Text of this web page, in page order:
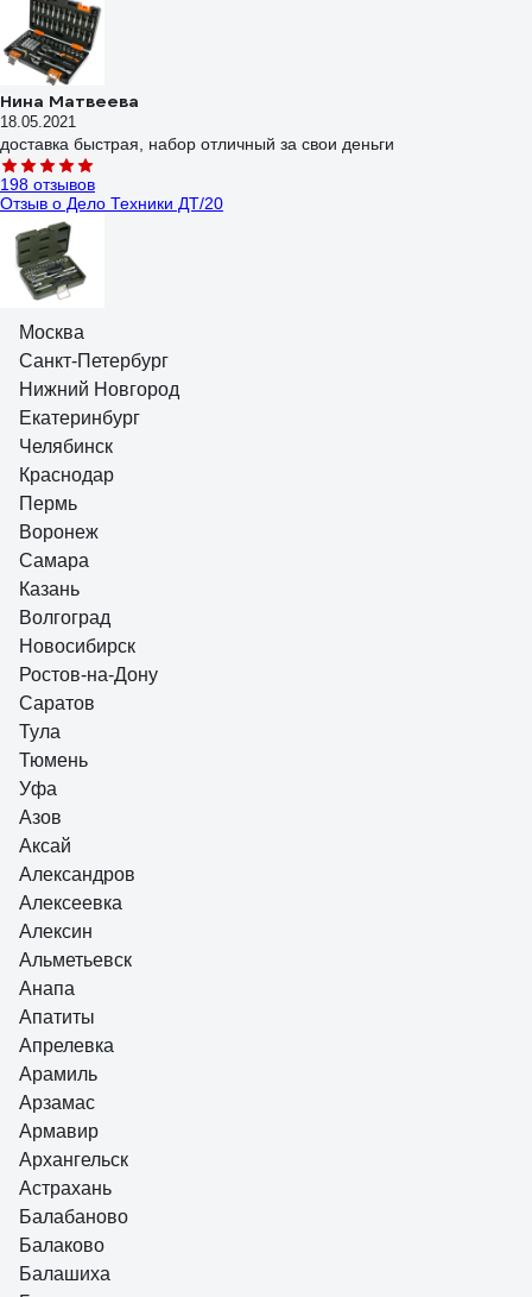
Нина Матвеева
18.05.2021
доставка быстрая, набор отличный за свои деньги
198 отзывов
Отзыв о Дело Техники ДТ/20
Сосед Михаила Андреевича
28.04.2017
Хороший Набор. Головки отличные.
91 отзыв
Отзыв о Inforce 06-07-13
Никита С.
26.11.2023
Компактный металлический кейс (25×13см); Хорошее качество
изготовления трещотки и оснастки (торцевые головки от 4 до 13мм,
удлинители, кардан, вороток) из CrV
Москва
Санкт-Петербург
Нижний Новгород
Екатеринбург
Челябинск
Краснодар
Пермь
Воронеж
Самара
Казань
Волгоград
Новосибирск
Ростов-на-Дону
Саратов
Тула
Тюмень
Уфа
Азов
Аксай
Александров
Алексеевка
Алексин
Альметьевск
Анапа
Апатиты
Апрелевка
Арамиль
Арзамас
Армавир
Архангельск
Астрахань
Балабаново
Балаково
Балашиха